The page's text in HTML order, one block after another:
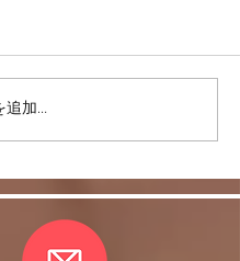
ドを避けるに
・
追加…